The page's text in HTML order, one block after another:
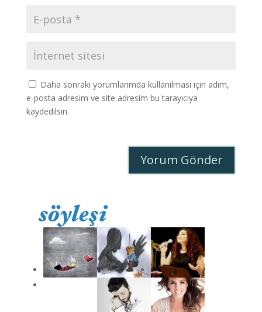
Daha sonraki yorumlarımda kullanılması için adım,
e-posta adresim ve site adresim bu tarayıcıya
kaydedilsin.